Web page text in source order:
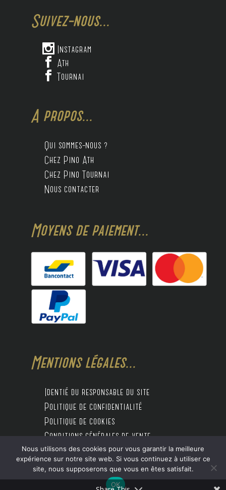
Suivez-nous...
 Instagram
 Ath
 Tournai
A propos...
Qui sommes-nous ?
Chez Pino Ath
Chez Pino Tournai
Nous contacter
Moyens de paiement...
Mentions légales...
Identié du responsable du site
Politique de confidentialité
Politique de cookies
Conditions générales de vente
Design by Digitalife
Nous utilisons des cookies pour vous garantir la meilleure
expérience sur notre site web. Si vous continuez à utiliser ce
site, nous supposerons que vous en êtes satisfait.
OK